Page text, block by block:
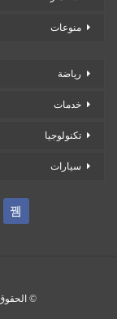
منوعات
رياضة
خدمات
تكنولوجيا
سيارات
©